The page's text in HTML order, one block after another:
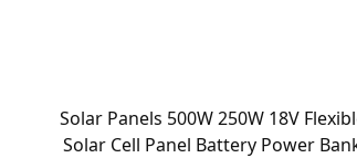
атмосфери
Марса
Solar Panels 500W 250W 18V
Solar Cell Panel Battery Power